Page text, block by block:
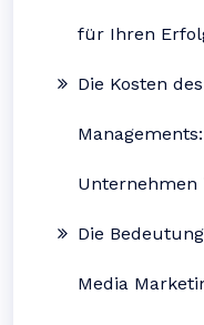
für Ihren
Die Kosten
Unternehmen
Die
Media